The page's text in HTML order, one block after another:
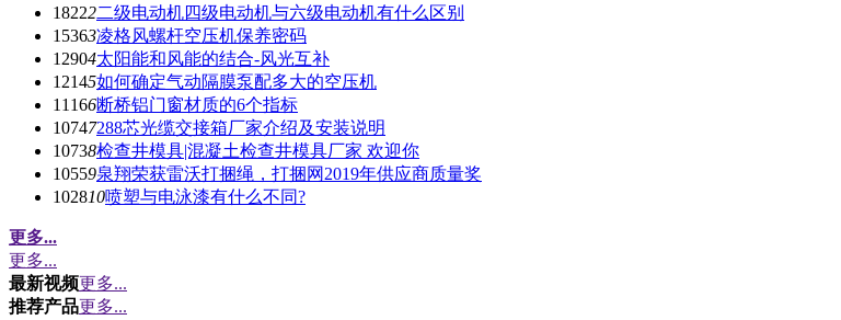
18222二级电动机四级电动机与六级电动机有什么区别
15363凌格风螺杆空压机保养密码
12904太阳能和风能的结合-风光互补
12145如何确定气动隔膜泵配多大的空压机
11166断桥铝门窗材质的6个指标
10747288芯光缆交接箱厂家介绍及安装说明
10738检查井模具|混凝土检查井模具厂家 欢迎你
10559泉翔荣获雷沃打捆绳，打捆网2019年供应商质量奖
102810喷塑与电泳漆有什么不同?
更多...
更多...
最新视频更多...
推荐产品更多...